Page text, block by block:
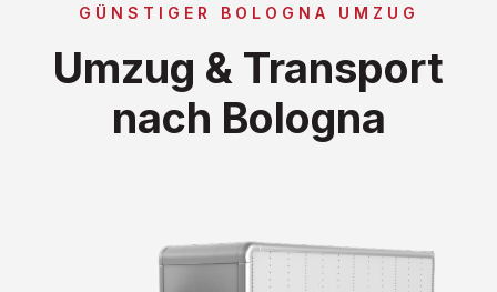
GÜNSTIGER BOLOGNA UMZUG
Umzug & Transport
nach Bologna